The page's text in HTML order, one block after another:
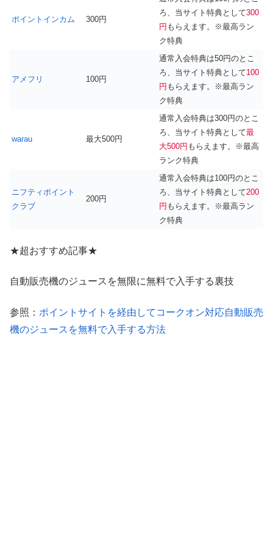
ポイントインカム 300円
ろ、当サイト特典として300
円 もらえます。※最高ラン
ク特典
アメフリ 100円
通常入会特典は50円のとこ
ろ、当サイト特典として100
円 もらえます。※最高ラン
ク特典
warau 最大500円
通常入会特典は300円のとこ
ろ、当サイト特典として最
大500円 もらえます。※最高
ランク特典
ニフティポイント
クラブ
200円
通常入会特典は100円のとこ
ろ、当サイト特典として200
円 もらえます。※最高ラン
ク特典
★超おすすめ記事★
自動販売機のジュースを無限に無料で入手する裏技
参照： ポイントサイトを経由してコークオン対応自動販売
機のジュースを無料で入手する方法